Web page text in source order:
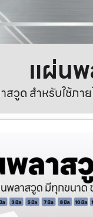
แผ่น
วูด สำหรับใช้ภา